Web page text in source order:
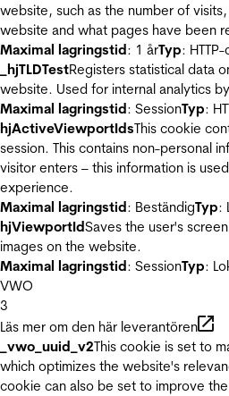
website, such as the number of
website and what pages have been
Maximal lagringstid: 1 årTyp:
_hjTLDTestRegisters statistical data
website. Used for internal analytics
Maximal lagringstid: SessionTyp:
hjActiveViewportIdsThis cookie
session. This contains non-personal
visitor enters – this information is
experience.
Maximal lagringstid: BeständigTyp:
hjViewportIdSaves the user's
images on the website.
Maximal lagringstid: SessionTyp:
VWO
3
Läs mer om den här leverantören
_vwo_uuid_v2This cookie is set to
which optimizes the website's
cookie can also be set to improve